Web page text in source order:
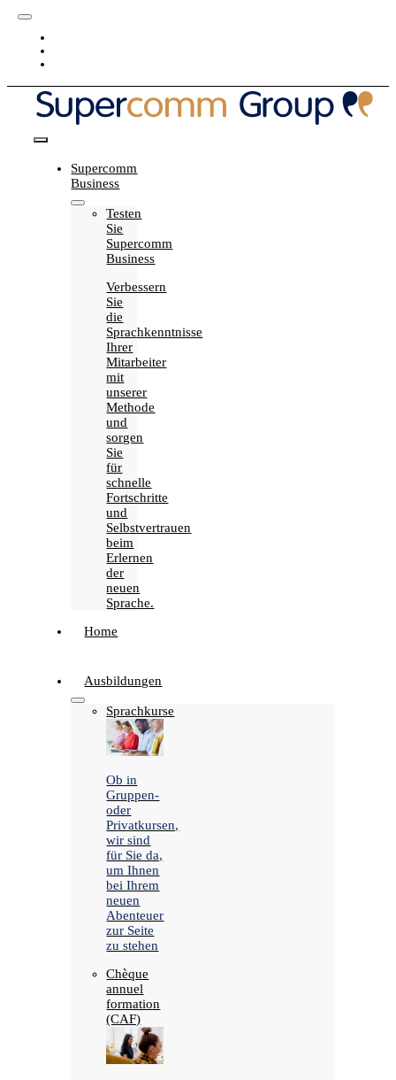
Skip
Toggle
Navigation
Navigation
Supercomm
Business
Testen
Sie
Supercomm
Business
Verbessern
Sie
die
Sprachkenntnisse
Ihrer
Mitarbeiter
mit
unserer
Methode
und
sorgen
Sie
für
schnelle
Fortschritte
und
Selbstvertrauen
beim
Erlernen
der
neuen
Sprache.
Home
Ausbildungen
Sprachkurse
Ob in
Gruppen-
oder
Privatkursen,
wir sind
für Sie da,
um Ihnen
bei Ihrem
neuen
Abenteuer
zur Seite
zu stehen
Chèque
annuel
formation
(CAF)